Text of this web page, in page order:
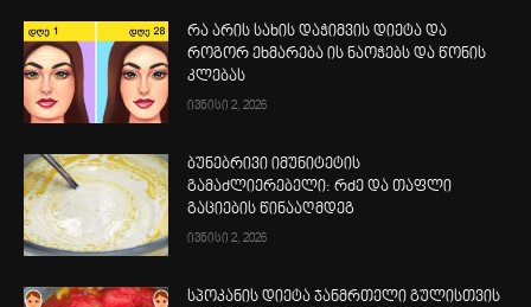
რა არის სახის დაჭიმვის დიეტა და
როგორ ეხმარება ის ნაოჭებს და წონის
კლებას
ივნისი 2, 2026
ბუნებრივი იმუნიტეტის
გამაძლიერებელი: რძე და თაფლი
გაციების წინააღმდეგ
ივნისი 2, 2026
სპოკანის დიეტა ჯანმრთელი გულისთვის